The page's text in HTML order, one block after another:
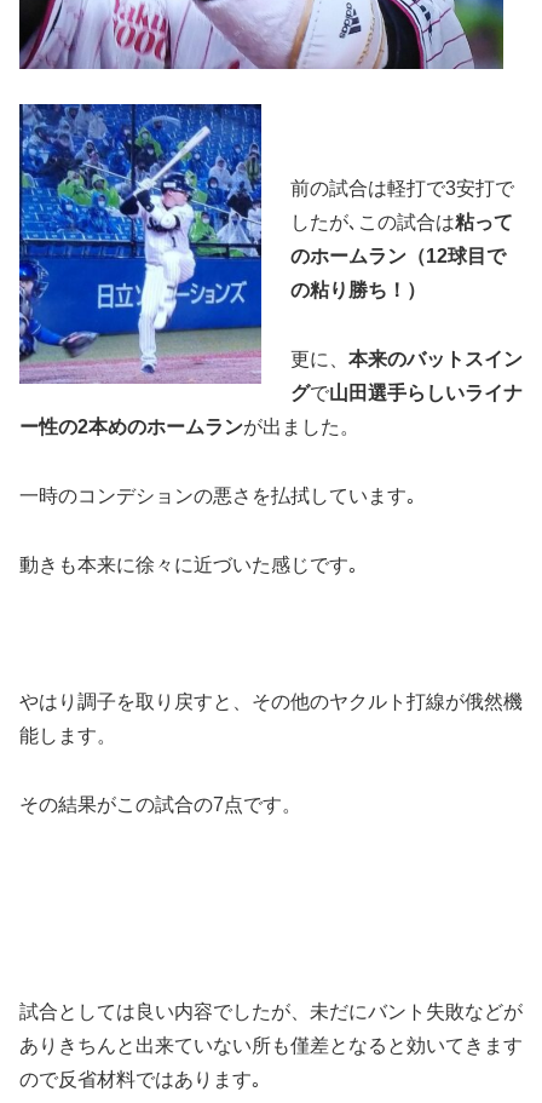
前の試合は軽打で3安打で
したが､この試合は粘って
のホームラン（12球目で
の粘り勝ち！）
更に、 本来のバットスイン
グで山田選手らしいライナ
ー性の2本めのホームランが出ました。
一時のコンデションの悪さを払拭しています｡
動きも本来に徐々に近づいた感じです｡
やはり調子を取り戻すと、その他のヤクルト打線が俄然機
能します。
その結果がこの試合の7点です。
試合としては良い内容でしたが、未だにバント失敗などが
ありきちんと出来ていない所も僅差となると効いてきます
ので反省材料ではあります｡